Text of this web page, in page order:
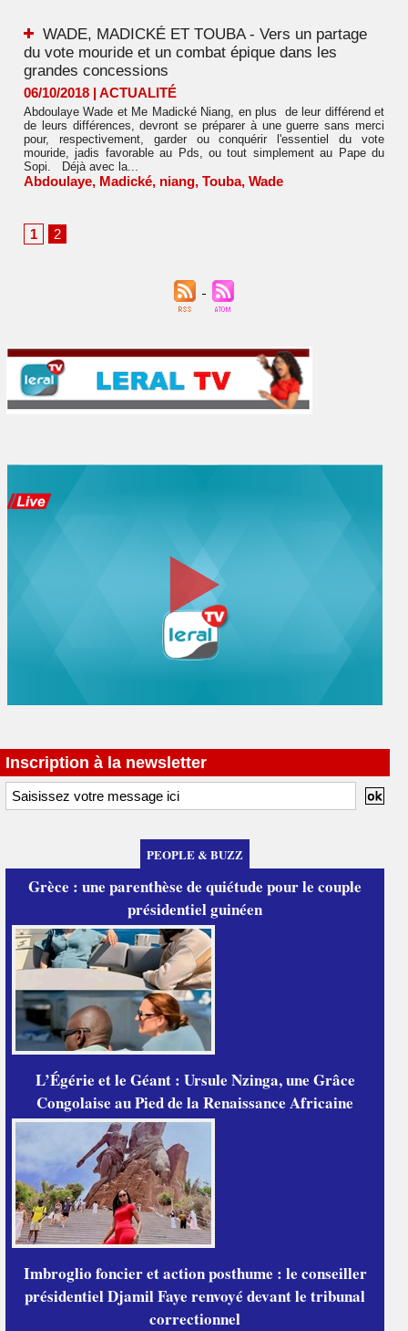
WADE, MADICKÉ ET TOUBA - Vers un partage
du vote mouride et un combat épique dans les
grandes concessions
06/10/2018 | ACTUALITÉ
Abdoulaye Wade et Me Madické Niang, en plus de leur différend et
de leurs différences, devront se préparer à une guerre sans merci
pour, respectivement, garder ou conquérir l'essentiel du vote
mouride, jadis favorable au Pds, ou tout simplement au Pape du
Sopi. Déjà avec la...
Abdoulaye, Madické, niang, Touba, Wade
1 2
Inscription à la newsletter
PEOPLE & BUZZ
Grèce : une parenthèse de quiétude pour le couple
présidentiel guinéen
L’Égérie et le Géant : Ursule Nzinga, une Grâce
Congolaise au Pied de la Renaissance Africaine
Imbroglio foncier et action posthume : le conseiller
présidentiel Djamil Faye renvoyé devant le tribunal
correctionnel